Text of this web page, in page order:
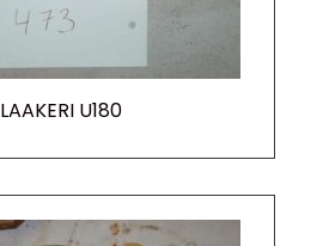
LAAKERI U180